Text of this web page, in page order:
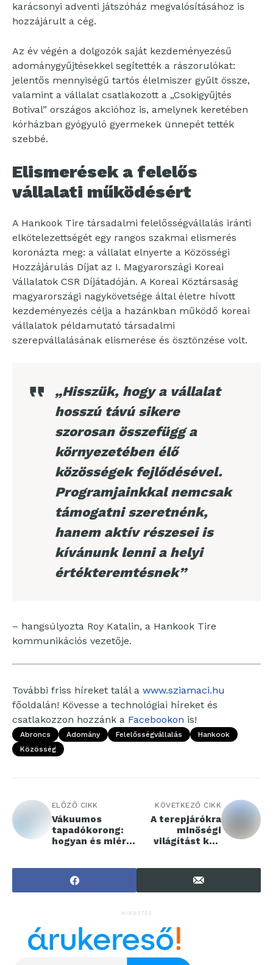
karácsonyi adventi játszóház megvalósításához is
hozzájárult a cég.
Az év végén a dolgozók saját kezdeményezésű
adománygyűjtésekkel segítették a rászorulókat:
jelentős mennyiségű tartós élelmiszer gyűlt össze,
valamint a vállalat csatlakozott a „Csokigyűjtés
Botival” országos akcióhoz is, amelynek keretében
kórházban gyógyuló gyermekek ünnepét tették
szebbé.
Elismerések a felelős
vállalati működésért
A Hankook Tire társadalmi felelősségvállalás iránti
elkötelezettségét egy rangos szakmai elismerés
koronázta meg: a vállalat elnyerte a Közösségi
Hozzájárulás Díjat az I. Magyarországi Koreai
Vállalatok CSR Díjátadóján. A Koreai Köztársaság
magyarországi nagykövetsége által életre hívott
kezdeményezés célja a hazánkban működő koreai
vállalatok példamutató társadalmi
szerepvállalásának elismerése és ösztönzése volt.
„Hisszük, hogy a vállalat
hosszú távú sikere
szorosan összefügg a
környezetében élő
közösségek fejlődésével.
Programjainkkal nemcsak
támogatni szeretnénk,
hanem aktív részesei is
kívánunk lenni a helyi
értékteremtésnek”
– hangsúlyozta Roy Katalin, a Hankook Tire
kommunikációs vezetője.
További friss híreket talál a www.sziamaci.hu
főoldalán! Kövesse a technológiai híreket és
csatlakozzon hozzánk a Facebookon is!
Abroncs Adomány Felelősségvállalás
Hankook
Közösség
ELŐZŐ CIKK
Vákuumos
tapadókorong:
hogyan és miért
KÖVETKEZŐ CIKK
A terepjárókra
minőségi
világítást kell
HIRDETÉS